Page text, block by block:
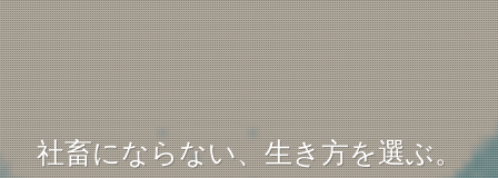
社畜にならない、生き方を選ぶ。